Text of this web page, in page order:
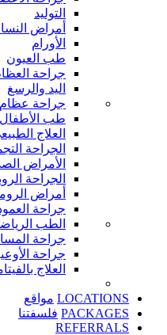
التوليد
أمراض
الأورام
طب العيون
جراحة
اليد والرسغ
جراحة عظام
طب الأطفال
العلاج
الجراحة
الأمراض
الجراحة
أمراض
جراحة
الطب
جراحة
جراحة
العلاج
LOCATIONS مواقع
PACKAGES فلسفتنا
REFERRALS